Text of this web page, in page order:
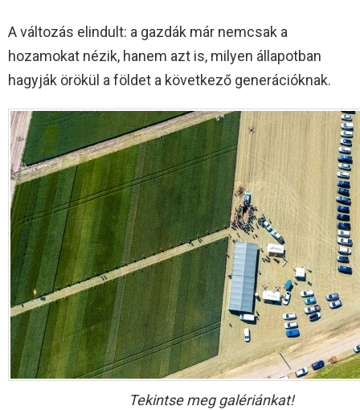
A változás elindult: a gazdák már nemcsak a
hozamokat nézik, hanem azt is, milyen állapotban
hagyják örökül a földet a következő generációknak.
Tekintse meg galériánkat!